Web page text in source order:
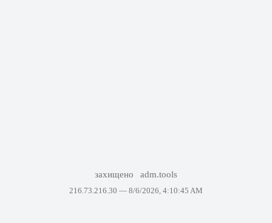
захищено adm.tools
216.73.216.30 — 8/6/2026, 4:10:45 AM